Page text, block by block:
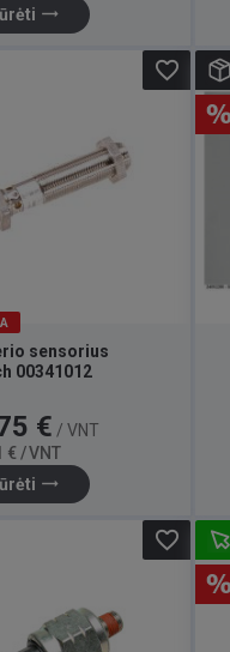
trending_flat
sensorius
00341012
€ / VNT
€ / VNT
trending_flat
favorite_border
favorite_border